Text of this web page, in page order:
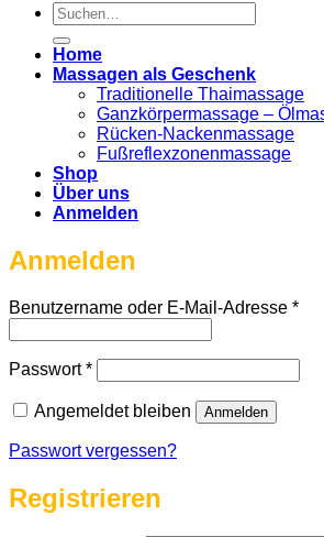
Suchen
nach:
Home
Massagen als Geschenk
Traditionelle Thaimassage
Ganzkörpermassage –
Rücken-Nackenmassage
Fußreflexzonenmassage
Shop
Über uns
Anmelden
Anmelden
Benutzername oder E-Mail-Adresse *
Passwort*Erforderlich
Angemeldet bleiben Anmelden
Passwort vergessen?
Registrieren